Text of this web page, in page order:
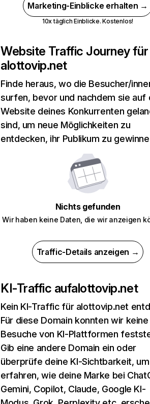
Marketing-Einblicke erhalten →
10x täglich Einblicke. Kostenlos!
Website Traffic Journey für
alottovip.net
Finde heraus, wo die Besucher/
surfen, bevor und nachdem sie auf
Website deines Konkurrenten
sind, um neue Möglichkeiten zu
entdecken, ihr Publikum zu
Nichts gefunden
Wir haben keine Daten, die wir anzeigen
Traffic-Details anzeigen →
KI-Traffic aufalottovip.net
Kein KI-Traffic für alottovip.net
Für diese Domain konnten wir keine
Besuche von KI-Plattformen
Gib eine andere Domain ein oder
überprüfe deine KI-Sichtbarkeit,
erfahren, wie deine Marke bei
Gemini, Copilot, Claude, Google KI-